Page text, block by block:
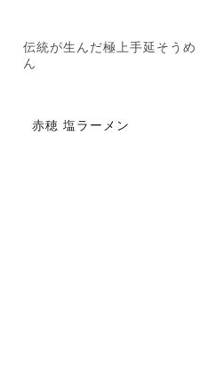
伝統が生んだ極上手延そうめ
ん
赤穂 塩ラーメン